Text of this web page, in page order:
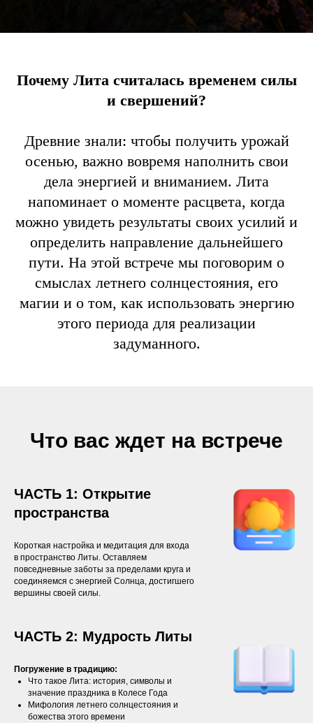
Почему Лита считалась временем силы
и свершений?
Древние знали: чтобы получить урожай
осенью, важно вовремя наполнить свои
дела энергией и вниманием. Лита
напоминает о моменте расцвета, когда
можно увидеть результаты своих усилий и
определить направление дальнейшего
пути. На этой встрече мы поговорим о
смыслах летнего солнцестояния, его
магии и о том, как использовать энергию
этого периода для реализации
задуманного.
Что вас ждет на встрече
ЧАСТЬ 1: Открытие
пространства
Короткая настройка и медитация для входа
в пространство Литы. Оставляем
повседневные заботы за пределами круга и
соединяемся с энергией Солнца, достигшего
вершины своей силы.
ЧАСТЬ 2: Мудрость Литы
Погружение в традицию:
Что такое Лита: история, символы и
значение праздника в Колесе Года
Мифология летнего солнцестояния и
божества этого времени